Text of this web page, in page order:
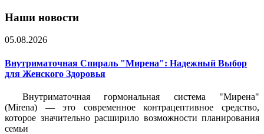
Наши новости
05.08.2026
Внутриматочная Спираль "Мирена": Надежный Выбор
для Женского Здоровья
Внутриматочная гормональная система "Мирена"
(Mirena) — это современное контрацептивное средство,
которое значительно расширило возможности планирования
семьи